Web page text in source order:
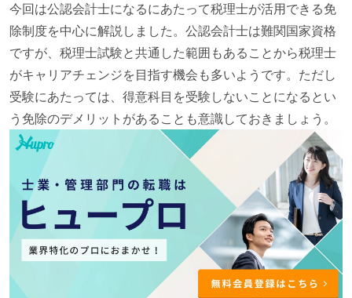
今回は公認会計士になるにあたって税理士が活用できる免
除制度を中心に解説しました。公認会計士は難関国家資格
ですが、税理士試験と共通した範囲もあることから税理士
がキャリアチェンジを目指す機会も多いようです。ただし
受験にあたっては、得意科目を受験しないことになるとい
う免除のデメリットがあることも意識しておきましょう。